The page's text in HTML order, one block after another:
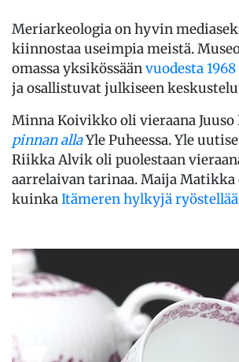
Meriarkeologia on hyvin
kiinnostaa useimpia meistä.
omassa yksikössäänvuodesta
ja osallistuvat julkiseen
Minna Koivikko oli vieraana
pinnan allaYle Puheessa. Yle
Riikka Alvik oli puolestaan
aarrelaivan tarinaa. Maija Matikka
kuinkaItämeren hylkyjä